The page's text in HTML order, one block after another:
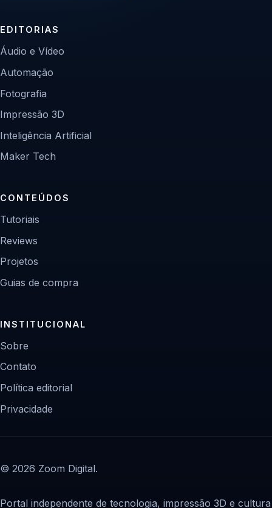
EDITORIAS
Áudio e Vídeo
Automação
Fotografia
Impressão 3D
Inteligência Artificial
Maker Tech
CONTEÚDOS
Tutoriais
Reviews
Projetos
Guias de compra
INSTITUCIONAL
Sobre
Contato
Política editorial
Privacidade
© 2026 Zoom Digital.
Portal independente de tecnologia, impressão 3D e cultura